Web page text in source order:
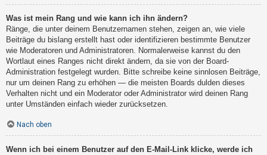
Was ist mein Rang und wie kann ich ihn ändern?
Ränge, die unter deinem Benutzernamen stehen, zeigen an, wie viele
Beiträge du bislang erstellt hast oder identifizieren bestimmte Benutzer
wie Moderatoren und Administratoren. Normalerweise kannst du den
Wortlaut eines Ranges nicht direkt ändern, da sie von der Board-
Administration festgelegt wurden. Bitte schreibe keine sinnlosen Beiträge,
nur um deinen Rang zu erhöhen — die meisten Boards dulden dieses
Verhalten nicht und ein Moderator oder Administrator wird deinen Rang
unter Umständen einfach wieder zurücksetzen.
Nach oben
Wenn ich bei einem Benutzer auf den E-Mail-Link klicke, werde ich